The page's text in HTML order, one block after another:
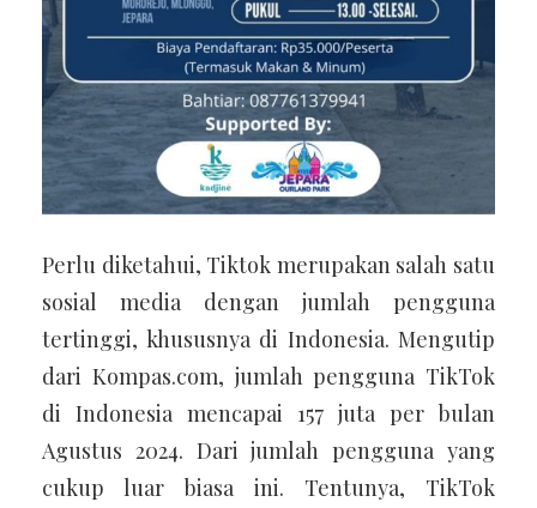
Perlu diketahui, Tiktok merupakan salah satu
sosial media dengan jumlah pengguna
tertinggi, khususnya di Indonesia. Mengutip
dari Kompas.com, jumlah pengguna TikTok
di Indonesia mencapai 157 juta per bulan
Agustus 2024. Dari jumlah pengguna yang
cukup luar biasa ini. Tentunya, TikTok